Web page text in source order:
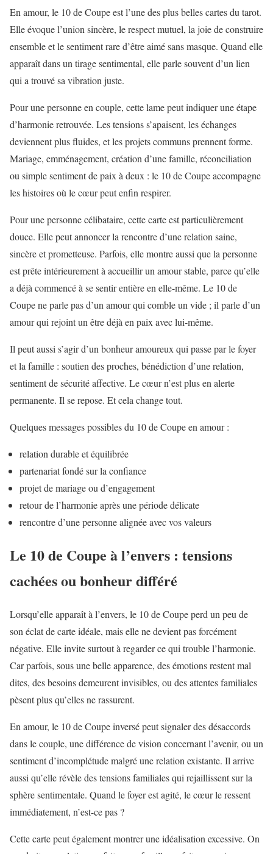
En amour, le 10 de Coupe est l’une des plus belles cartes du tarot.
Elle évoque l’union sincère, le respect mutuel, la joie de construire
ensemble et le sentiment rare d’être aimé sans masque. Quand elle
apparaît dans un tirage sentimental, elle parle souvent d’un lien
qui a trouvé sa vibration juste.
Pour une personne en couple, cette lame peut indiquer une étape
d’harmonie retrouvée. Les tensions s’apaisent, les échanges
deviennent plus fluides, et les projets communs prennent forme.
Mariage, emménagement, création d’une famille, réconciliation
ou simple sentiment de paix à deux : le 10 de Coupe accompagne
les histoires où le cœur peut enfin respirer.
Pour une personne célibataire, cette carte est particulièrement
douce. Elle peut annoncer la rencontre d’une relation saine,
sincère et prometteuse. Parfois, elle montre aussi que la personne
est prête intérieurement à accueillir un amour stable, parce qu’elle
a déjà commencé à se sentir entière en elle-même. Le 10 de
Coupe ne parle pas d’un amour qui comble un vide ; il parle d’un
amour qui rejoint un être déjà en paix avec lui-même.
Il peut aussi s’agir d’un bonheur amoureux qui passe par le foyer
et la famille : soutien des proches, bénédiction d’une relation,
sentiment de sécurité affective. Le cœur n’est plus en alerte
permanente. Il se repose. Et cela change tout.
Quelques messages possibles du 10 de Coupe en amour :
relation durable et équilibrée
partenariat fondé sur la confiance
projet de mariage ou d’engagement
retour de l’harmonie après une période délicate
rencontre d’une personne alignée avec vos valeurs
Le 10 de Coupe à l’envers : tensions
cachées ou bonheur différé
Lorsqu’elle apparaît à l’envers, le 10 de Coupe perd un peu de
son éclat de carte idéale, mais elle ne devient pas forcément
négative. Elle invite surtout à regarder ce qui trouble l’harmonie.
Car parfois, sous une belle apparence, des émotions restent mal
dites, des besoins demeurent invisibles, ou des attentes familiales
pèsent plus qu’elles ne rassurent.
En amour, le 10 de Coupe inversé peut signaler des désaccords
dans le couple, une différence de vision concernant l’avenir, ou un
sentiment d’incomplétude malgré une relation existante. Il arrive
aussi qu’elle révèle des tensions familiales qui rejaillissent sur la
sphère sentimentale. Quand le foyer est agité, le cœur le ressent
immédiatement, n’est-ce pas ?
Cette carte peut également montrer une idéalisation excessive. On